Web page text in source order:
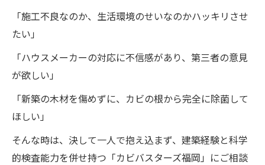
「施工不良なのか、生活環境のせいなのかハッキリさせ
たい」
「ハウスメーカーの対応に不信感があり、第三者の意見
が欲しい」
「新築の木材を傷めずに、カビの根から完全に除菌して
ほしい」
そんな時は、決して一人で抱え込まず、建築経験と科学
的検査能力を併せ持つ「カビバスターズ福岡」にご相談